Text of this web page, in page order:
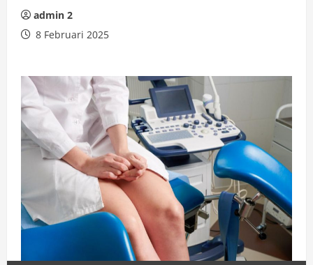
admin 2
8 Februari 2025